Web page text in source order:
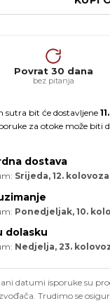
Povrat 30 dana
bez pitanja
sutra bit će dostavljene
za otoke može biti
dostava
Srijeda, 12.
Ponedjeljak, 10.
dolasku
Nedjelja, 23.
datumi isporuke su
Trudimo se